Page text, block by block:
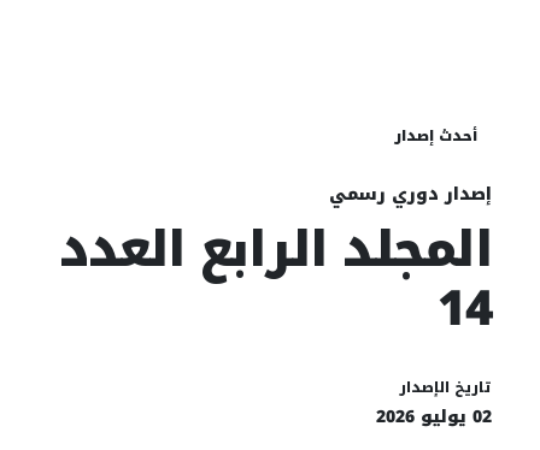
أحدث إصدار
إصدار دوري رسمي
المجلد الرابع العدد
14
تاريخ الإصدار
02 يوليو 2026